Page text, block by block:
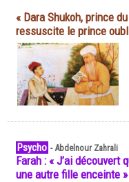
« Dara Shukoh, prince
ressuscite le prince
Psycho -Abdelnour Zahrali
Farah : « J’ai découvert
une autre fille enceinte »